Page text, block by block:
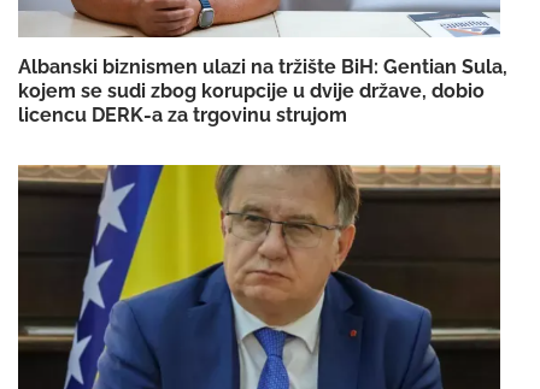
Albanski biznismen ulazi na tržište BiH: Gentian Sula,
kojem se sudi zbog korupcije u dvije države, dobio
licencu DERK-a za trgovinu strujom